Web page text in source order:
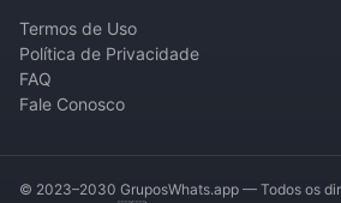
Termos de Uso
Política de Privacidade
FAQ
Fale Conosco
© 2023–2030 GruposWhats.app — Todos os